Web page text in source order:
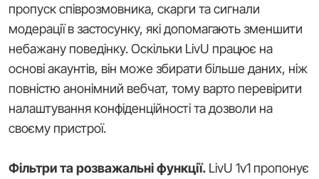
пропуск співрозмовника, скарги та сигнали
модерації в застосунку, які допомагають зменшити
небажану поведінку. Оскільки LivU працює на
основі акаунтів, він може збирати більше даних, ніж
повністю анонімний вебчат, тому варто перевірити
налаштування конфіденційності та дозволи на
своєму пристрої.
Фільтри та розважальні функції. LivU 1v1 пропонує